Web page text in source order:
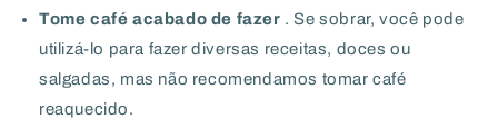
Tome café acabado de fazer . Se sobrar, você pode
utilizá-lo para fazer diversas receitas, doces ou
salgadas, mas não recomendamos tomar café
reaquecido.